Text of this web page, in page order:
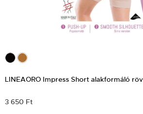
LINEAORO Impress Short alakformáló
3 650 Ft